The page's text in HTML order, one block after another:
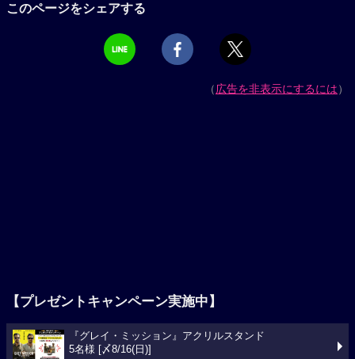
このページをシェアする
（広告を非表示にするには）
【プレゼントキャンペーン実施中】
『グレイ・ミッション』アクリルスタンド
5名様 [〆8/16(日)]